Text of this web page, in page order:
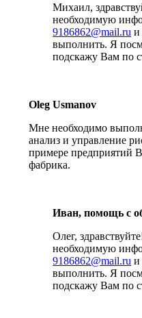
Михаил,
необходимую
9186862@mail.ru и
выполнить. Я
подскажу Вам по
Oleg Usmanov
Мне необходимо
анализ и управление
примере предприятий
фабрика.
Иван, помощь с
Олег,
необходимую
9186862@mail.ru и
выполнить. Я
подскажу Вам по